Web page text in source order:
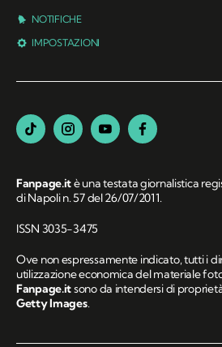
NOTIFICHE
IMPOSTAZIONI
Fanpage.itè una testata giornalistica
di Napoli n. 57 del 26/07/2011.
ISSN 3035-3475
Ove non espressamente indicato, tutti i
utilizzazione economica del materiale
Fanpage.itsono da intendersi di
Getty Images.